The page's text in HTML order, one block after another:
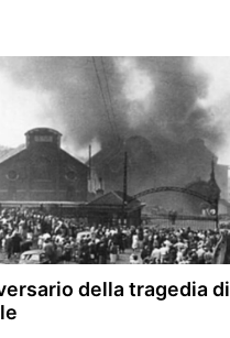
della tragedia di